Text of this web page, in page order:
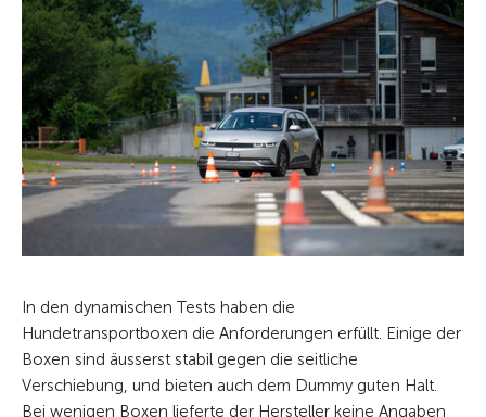
In den dynamischen Tests haben die
Hundetransportboxen die Anforderungen erfüllt. Einige der
Boxen sind äusserst stabil gegen die seitliche
Verschiebung, und bieten auch dem Dummy guten Halt.
Bei wenigen Boxen lieferte der Hersteller keine Angaben